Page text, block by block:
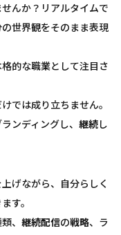
んか？リアルタイムで
世界観をそのまま表現
的な職業として注目さ
では成り立ちません。
ンディングし、 継続し
げながら、自分らしく
す。
、 継続配信の戦略、ラ